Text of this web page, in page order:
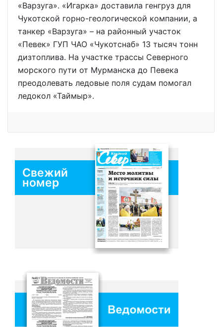
«Варзуга». «Игарка» доставила генгруз для
Чукотской горно-геологической компании, а
танкер «Варзуга» – на районный участок
«Певек» ГУП ЧАО «Чукотснаб» 13 тысяч тонн
дизтоплива. На участке трассы Северного
морского пути от Мурманска до Певека
преодолевать ледовые поля судам помогал
ледокол «Таймыр».
Свежий
номер